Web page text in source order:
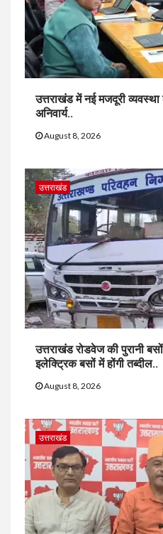
उत्तराखंड में नई मजदूरी
अनिवार्य..
August 8, 2026
उत्तराखंड
उत्तराखंड रोडवेज की पुरानी
इलेक्ट्रिक बसों में होंगी तब्दील..
August 8, 2026
उत्तराखंड